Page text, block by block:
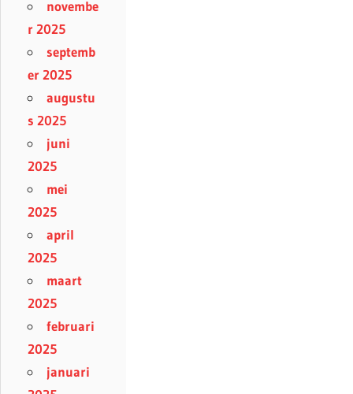
novembe
r 2025
septemb
er 2025
augustu
s 2025
juni
2025
mei
2025
april
2025
maart
2025
februari
2025
januari